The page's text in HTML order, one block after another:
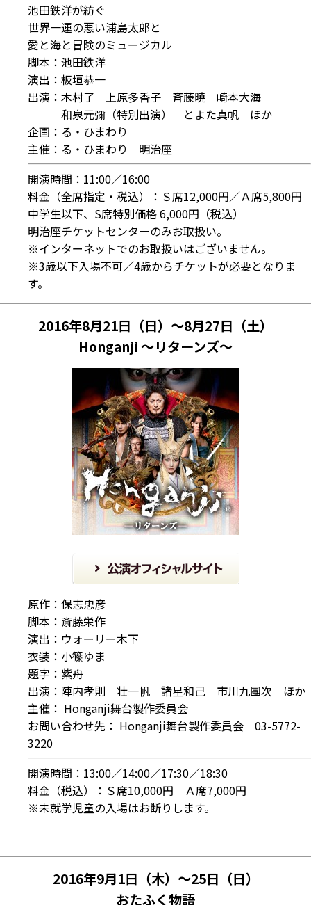
池田鉄洋が紡ぐ
世界一運の悪い浦島太郎と
愛と海と冒険のミュージカル
脚本：池田鉄洋
演出：板垣恭一
出演：木村了 上原多香子 斉藤暁 崎本大海
和泉元彌（特別出演） とよた真帆 ほか
企画：る・ひまわり
主催：る・ひまわり 明治座
開演時間：11:00／16:00
料金（全席指定・税込）：Ｓ席12,000円／Ａ席5,800円
中学生以下、S席特別価格 6,000円（税込）
明治座チケットセンターのみお取扱い。
※インターネットでのお取扱いはございません。
※3歳以下入場不可／4歳からチケットが必要となりま
す。
2016年8月21日（日）～8月27日（土）
Honganji ～リターンズ～
原作：保志忠彦
脚本：斎藤栄作
演出：ウォーリー木下
衣装：小篠ゆま
題字：紫舟
出演：陣内孝則 壮一帆 諸星和己 市川九團次 ほか
主催： Honganji舞台製作委員会
お問い合わせ先： Honganji舞台製作委員会 03-5772-
3220
開演時間：13:00／14:00／17:30／18:30
料金（税込）：Ｓ席10,000円 Ａ席7,000円
※未就学児童の入場はお断りします。
2016年9月1日（木）～25日（日）
おたふく物語